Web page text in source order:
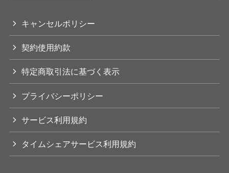
キャンセルポリシー
契約使用約款
特定商取引法に基づく表示
プライバシーポリシー
サービス利用規約
タイムシェアサービス利用規約